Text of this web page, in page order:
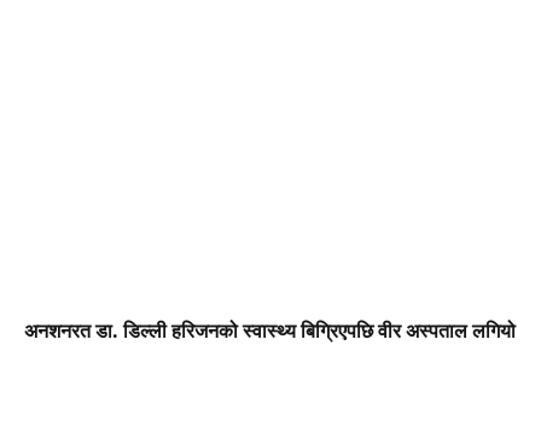
अनशनरत डा. डिल्ली हरिजनको स्वास्थ्य बिग्रिएपछि वीर अस्पताल लगियो